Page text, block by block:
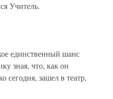
Учитель.
единственный шанс
зная, что, как он
сегодня, зашел в театр,